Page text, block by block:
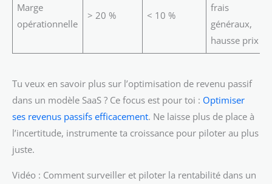
Marge
opérationnelle
> 20 % < 10 %
frais
généraux,
hausse prix
Tu veux en savoir plus sur l’optimisation de revenu passif
dans un modèle SaaS ? Ce focus est pour toi : Optimiser
ses revenus passifs efficacement. Ne laisse plus de place à
l’incertitude, instrumente ta croissance pour piloter au plus
juste.
Vidéo : Comment surveiller et piloter la rentabilité dans un